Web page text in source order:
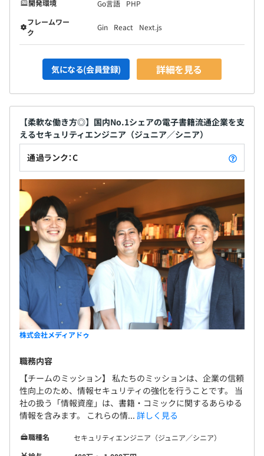
開発環境
Go言語
PHP
フレームワー
ク
Gin React Next.js
気になる(会員登録) 詳細を見る
【柔軟な働き方◎】国内No.1シェアの電子書籍流通企業を支
えるセキュリティエンジニア（ジュニア／シニア）
通過ランク：C
株式会社メディアドゥ
職務内容
【チームのミッション】 私たちのミッションは、企業の信頼
性向上のため、情報セキュリティの強化を行うことです。 当
社の扱う「情報資産」は、書籍・コミックに関するあらゆる
情報を含みます。 これらの情... 詳しく見る
職種名
セキュリティエンジニア（ジュニア／シニア）